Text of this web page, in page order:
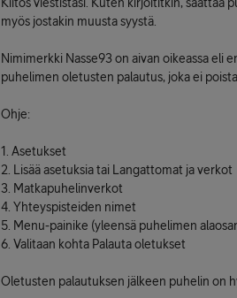
myös jostakin muusta syystä.
Nimimerkki Nasse93 on aivan oikeassa eli
puhelimen oletusten palautus, joka ei
Ohje:
1. Asetukset
2. Lisää asetuksia tai Langattomat ja verkot
3. Matkapuhelinverkot
4. Yhteyspisteiden nimet
5. Menu-painike (yleensä puhelimen
6. Valitaan kohta Palauta oletukset
Oletusten palautuksen jälkeen puhelin on